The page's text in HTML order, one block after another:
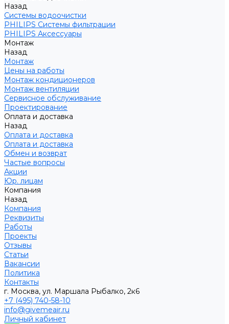
Назад
Системы водоочистки
PHILIPS Системы фильтрации
PHILIPS Аксессуары
Монтаж
Назад
Монтаж
Цены на работы
Монтаж кондиционеров
Монтаж вентиляции
Сервисное обслуживание
Проектирование
Оплата и доставка
Назад
Оплата и доставка
Оплата и доставка
Обмен и возврат
Частые вопросы
Акции
Юр. лицам
Компания
Назад
Компания
Реквизиты
Работы
Проекты
Отзывы
Статьи
Вакансии
Политика
Контакты
г. Москва, ул. Маршала Рыбалко, 2к6
+7 (495) 740-58-10
info@givemeair.ru
Личный кабинет